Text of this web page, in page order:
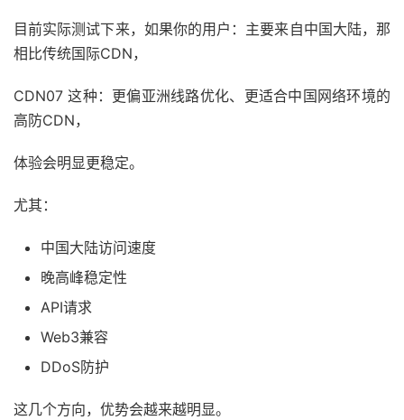
目前实际测试下来，如果你的用户：主要来自中国大陆，那
相比传统国际CDN，
CDN07 这种：更偏亚洲线路优化、更适合中国网络环境的
高防CDN，
体验会明显更稳定。
尤其：
中国大陆访问速度
晚高峰稳定性
API请求
Web3兼容
DDoS防护
这几个方向，优势会越来越明显。